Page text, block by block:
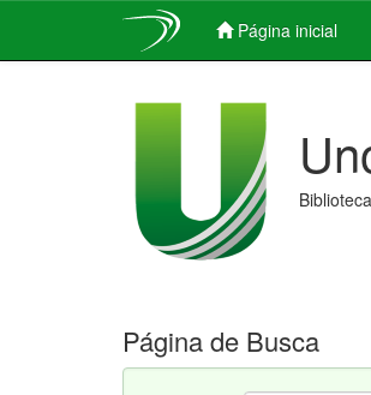
Página inicial
Página de Busca